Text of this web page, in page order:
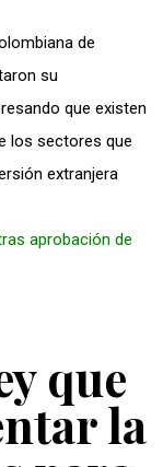
de
su
que existen
los sectores que
extranjera
aprobación de
que
la